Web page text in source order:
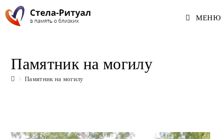
Перейти
МЕНЮ
Памятник на могилу
> Памятник на могилу